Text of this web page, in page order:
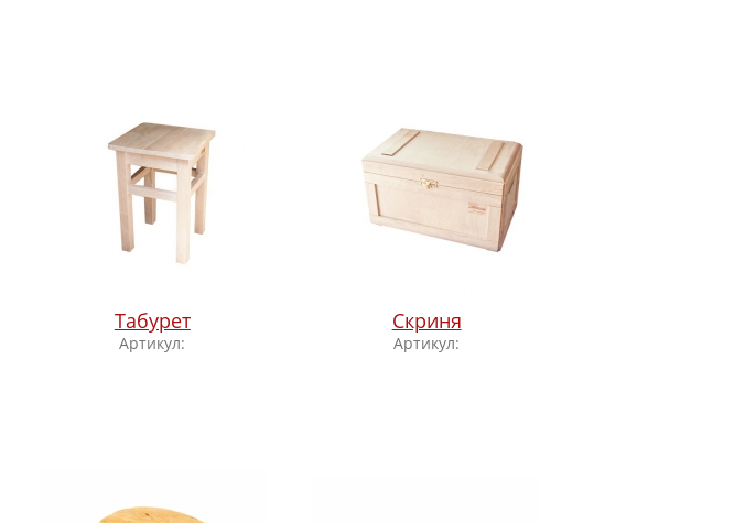
Табурет
Артикул:
Скриня
Артикул: